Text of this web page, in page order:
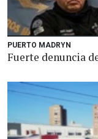
PUERTO MADRYN
Fuerte denuncia